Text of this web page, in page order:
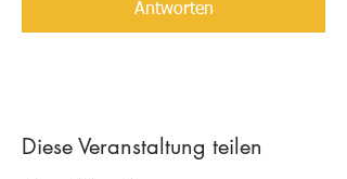
Antworten
Diese Veranstaltung teilen